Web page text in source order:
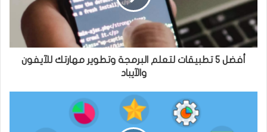
أفضل 5 تطبيقات لتعلم البرمجة وتطوير مهارتك للآيفون
والآيباد